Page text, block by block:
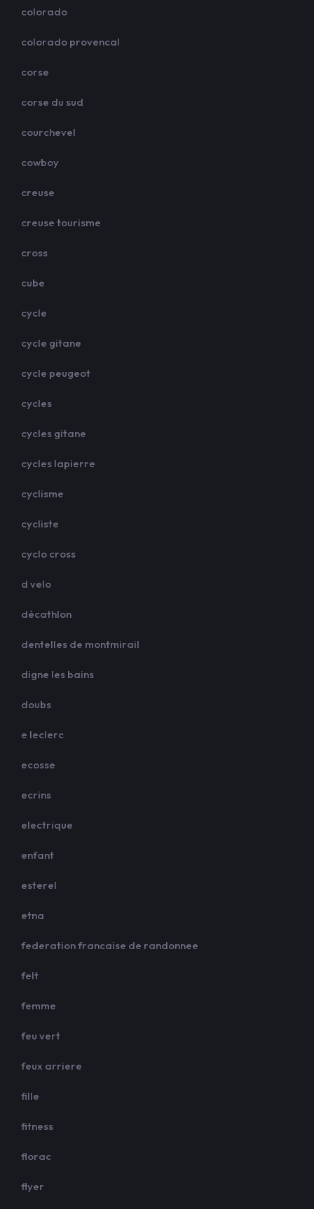
colorado
colorado provencal
corse
corse du sud
courchevel
cowboy
creuse
creuse tourisme
cross
cube
cycle
cycle gitane
cycle peugeot
cycles
cycles gitane
cycles lapierre
cyclisme
cycliste
cyclo cross
d velo
décathlon
dentelles de montmirail
digne les bains
doubs
e leclerc
ecosse
ecrins
electrique
enfant
esterel
etna
federation francaise de randonnee
felt
femme
feu vert
feux arriere
fille
fitness
florac
flyer